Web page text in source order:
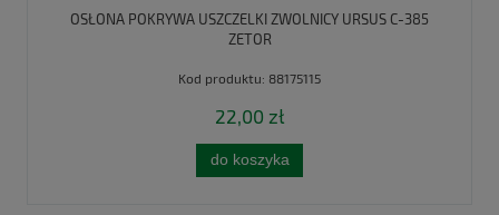
OSŁONA POKRYWA USZCZELKI ZWOLNICY URSUS C-385
ZETOR
Kod produktu: 88175115
22,00 zł
do koszyka